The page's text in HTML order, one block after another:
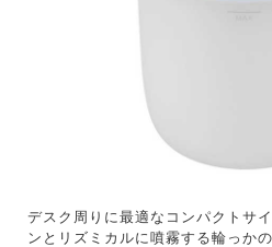
デスク周りに最適なコンパクトサ
ンとリズミカルに噴霧する輪っか